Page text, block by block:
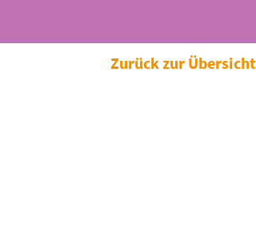
Zurück zur Übersicht